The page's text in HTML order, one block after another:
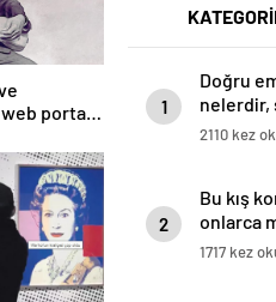
portalı
1
Doğru
nelerdir,
anlaşılır?
2110 kez
2
Bu kış
onlarca
1717 kez